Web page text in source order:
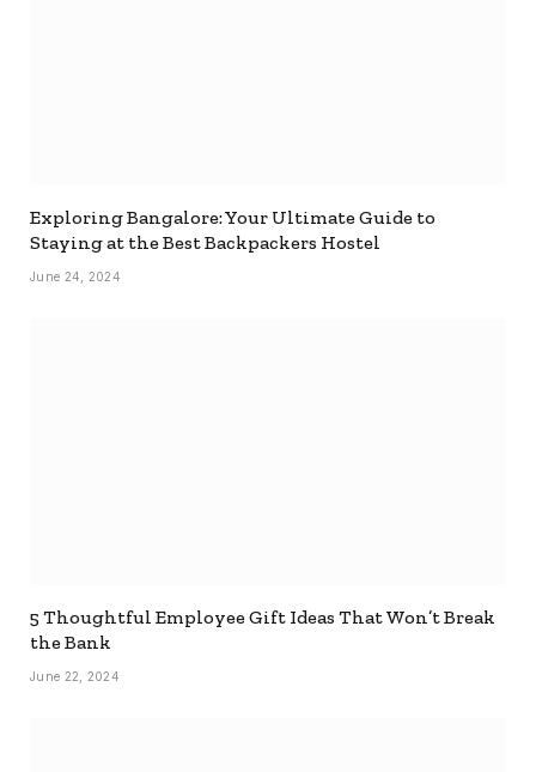
Exploring Bangalore: Your Ultimate Guide to
Staying at the Best Backpackers Hostel
June 24, 2024
5 Thoughtful Employee Gift Ideas That Won’t Break
the Bank
June 22, 2024